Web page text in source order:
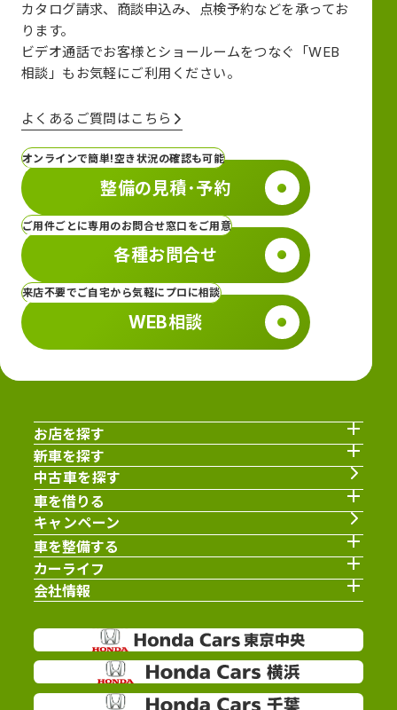
カタログ請求、商談申込み、点検予約などを承ってお
ります。
ビデオ通話でお客様とショールームをつなぐ
「WEB
相談」も お気軽にご利用ください。
よくあるご質問はこちら
オンラインで簡単!空き状況の確認も可能
整備の見積･予約
ご用件ごとに専用のお問合せ窓口をご用意
各種お問合せ
来店不要でご自宅から気軽にプロに相談
WEB相談
お店を探す
新車を探す
中古車を探す
車を借りる
キャンペーン
車を整備する
カーライフ
会社情報